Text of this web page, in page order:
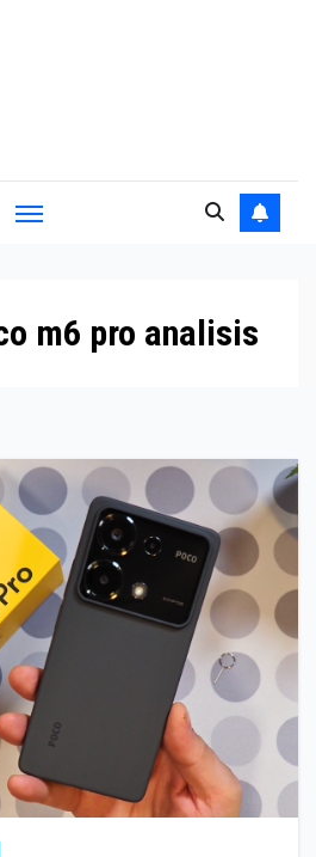
m6 pro analisis